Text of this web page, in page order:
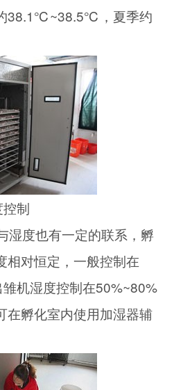
38.1℃~38.5℃，夏季约
制
度也有一定的联系，孵
相对恒定，一般控制在
机湿度控制在50%~80%
在孵化室内使用加湿器辅